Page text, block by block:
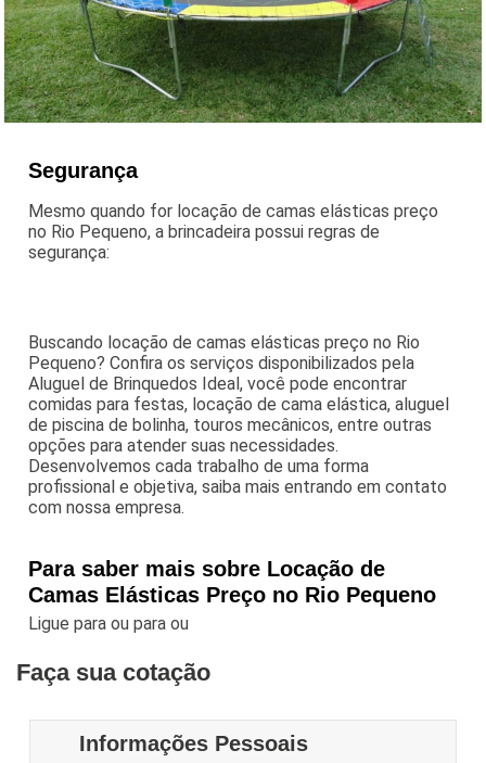
Segurança
Mesmo quando for locação de camas elásticas preço
no Rio Pequeno, a brincadeira possui regras de
segurança:
Buscando locação de camas elásticas preço no Rio
Pequeno? Confira os serviços disponibilizados pela
Aluguel de Brinquedos Ideal, você pode encontrar
comidas para festas, locação de cama elástica, aluguel
de piscina de bolinha, touros mecânicos, entre outras
opções para atender suas necessidades.
Desenvolvemos cada trabalho de uma forma
profissional e objetiva, saiba mais entrando em contato
com nossa empresa.
Para saber mais sobre Locação de
Camas Elásticas Preço no Rio Pequeno
Ligue paraou paraou
Faça sua cotação
Informações Pessoais